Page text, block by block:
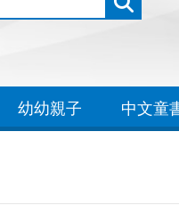
幼幼親子 中文童